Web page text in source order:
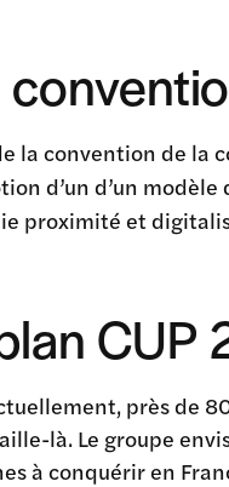
la convention de la
d’un d’un
proximité et
CUP
près de
là. Le groupe
à conquérir en